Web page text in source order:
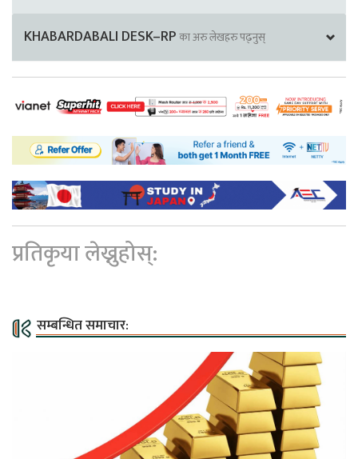
KHABARDABALI DESK–RPका अरु लेखहरु पढ्नुस्
प्रतिकृया लेख्नुहोस्:
सम्बन्धित समाचार: